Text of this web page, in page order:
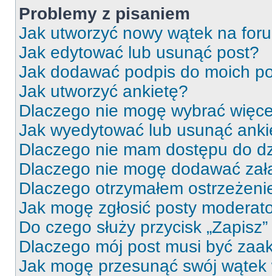
Problemy z pisaniem
Jak utworzyć nowy wątek na
Jak edytować lub usunąć post?
Jak dodawać podpis do moich
Jak utworzyć ankietę?
Dlaczego nie mogę wybrać
Jak wyedytować lub usunąć
Dlaczego nie mam dostępu do
Dlaczego nie mogę dodawać
Dlaczego otrzymałem
Jak mogę zgłosić posty
Do czego służy przycisk
Dlaczego mój post musi być
Jak mogę przesunąć swój wątek